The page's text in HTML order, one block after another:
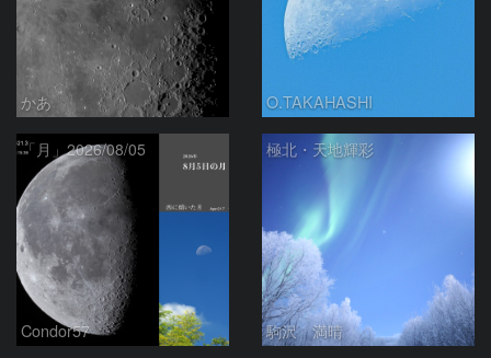
かあ O.TAKAHASHI
「月」2026/08/05
Condor57
極北・天地輝彩
駒沢 満晴